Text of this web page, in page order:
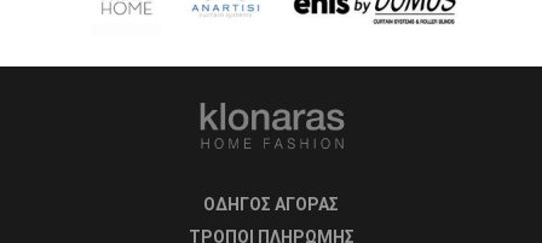
ΟΔΗΓΟΣ ΑΓΟΡΑΣ
ΤΡΟΠΟΙ ΠΛΗΡΩΜΗΣ